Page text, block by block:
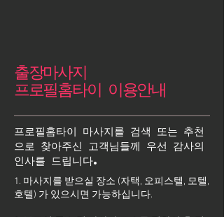
출장마사지
프로필홈타이 이용안내
프로필홈타이 마사지를 검색 또는 추천
으로 찾아주신 고객님들께 우선 감사의
인사를 드립니다.
1. 마사지를 받으실 장소 (자택, 오피스텔, 모텔,
호텔) 가 있으시면 가능하십니다.